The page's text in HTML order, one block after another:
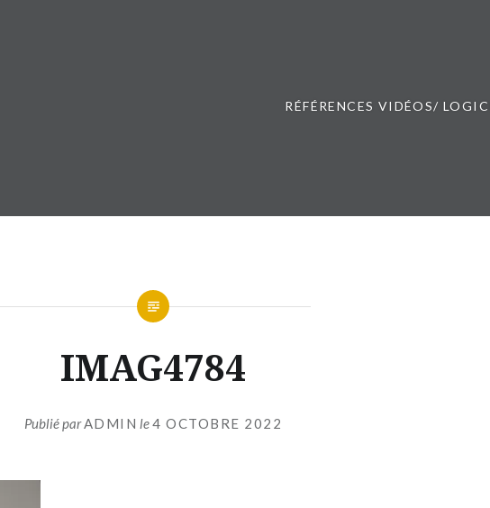
RÉFÉRENCES VIDÉOS/
IMAG4784
Publié parADMIN le4 OCTOBRE 2022